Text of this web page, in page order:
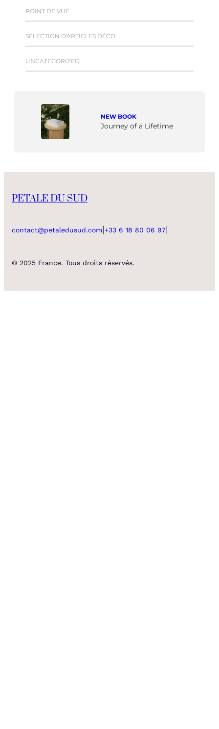
POINT DE VUE
SÉLECTION D'ARTICLES DÉCO
UNCATEGORIZED
NEW BOOK
Journey of a Lifetime
PETALE DU SUD
contact@petaledusud.com +33 6 18 80 06 97
© 2025 France. Tous droits réservés.